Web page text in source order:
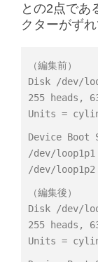
との2点であ
クターがずれ
（編集前）
Disk /dev/
255 heads,
Units =
Device Boot
/dev/
/dev/
（編集後）
Disk /dev/
255 heads,
Units =